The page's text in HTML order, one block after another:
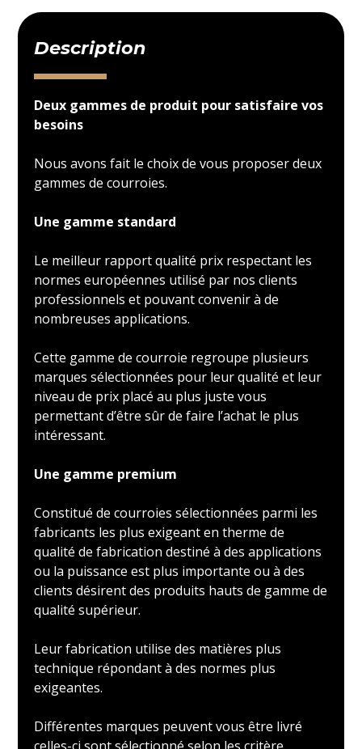
Description
Deux gammes de produit pour satisfaire vos
besoins
Nous avons fait le choix de vous proposer deux
gammes de courroies.
Une gamme standard
Le meilleur rapport qualité prix respectant les
normes européennes utilisé par nos clients
professionnels et pouvant convenir à de
nombreuses applications.
Cette gamme de courroie regroupe plusieurs
marques sélectionnées pour leur qualité et leur
niveau de prix placé au plus juste vous
permettant d’être sûr de faire l’achat le plus
intéressant.
Une gamme premium
Constitué de courroies sélectionnées parmi les
fabricants les plus exigeant en therme de
qualité de fabrication destiné à des applications
ou la puissance est plus importante ou à des
clients désirent des produits hauts de gamme de
qualité supérieur.
Leur fabrication utilise des matières plus
technique répondant à des normes plus
exigeantes.
Différentes marques peuvent vous être livré